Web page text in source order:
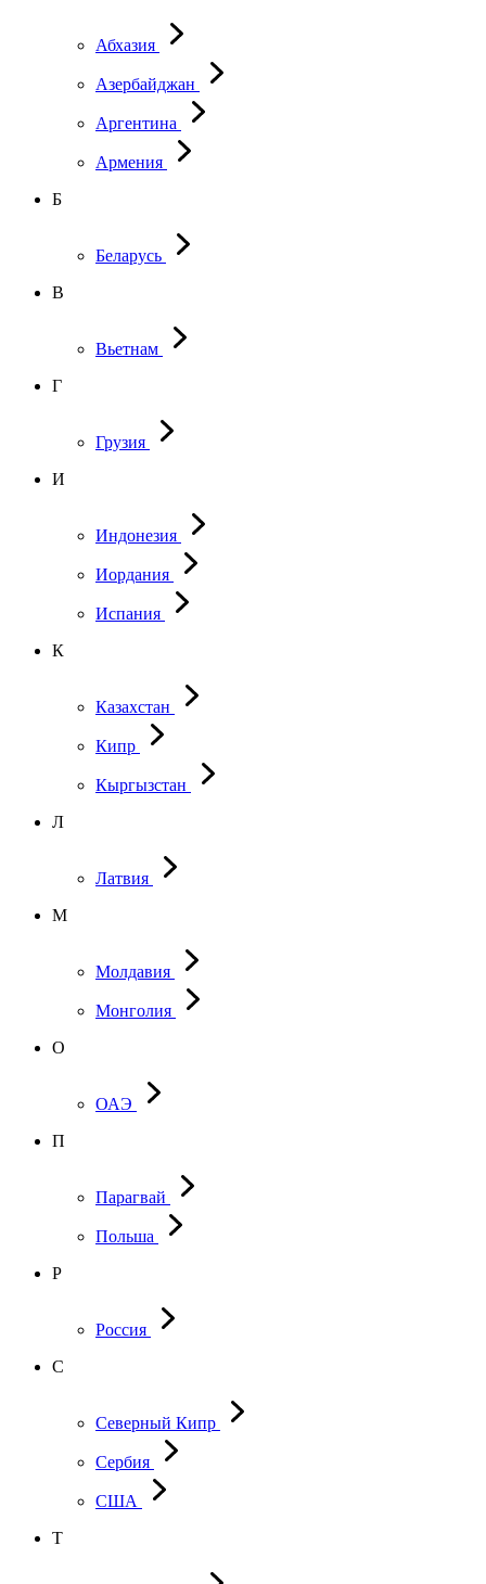
Абхазия
Азербайджан
Аргентина
Армения
Б
Беларусь
В
Вьетнам
Г
Грузия
И
Индонезия
Иордания
Испания
К
Казахстан
Кипр
Кыргызстан
Л
Латвия
М
Молдавия
Монголия
О
ОАЭ
П
Парагвай
Польша
Р
Россия
С
Северный Кипр
Сербия
США
Т